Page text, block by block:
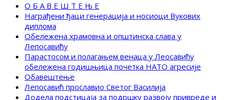
О Б А В Е Ш Т Е Њ Е
Награђени ђаци генерација и носиоци Вукових
диплома
Обележена храмовна и општинска слава у
Лепосавићу
Парастосом и полагањем венаца у Леосавићу
обележена годишњица почетка НАТО агресије
Обавештење
Лепосавић прославио Светог Василија
Додела подстицаја за подршку развоју привреде и